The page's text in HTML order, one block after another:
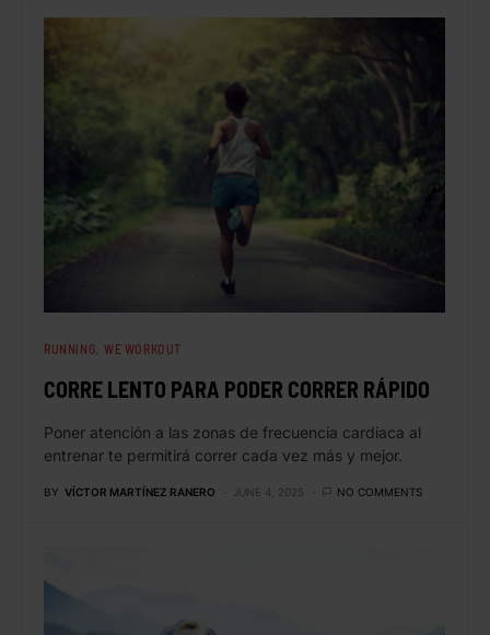
RUNNING WE WORKOUT
CORRE LENTO PARA PODER CORRER RÁPIDO
Poner atención a las zonas de frecuencia cardiaca al
entrenar te permitirá correr cada vez más y mejor.
BY VÍCTOR MARTÍNEZ RANERO JUNE 4, 2025 NO COMMENTS